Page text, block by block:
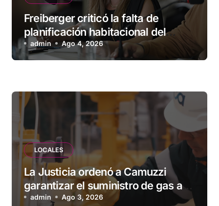
Freiberger criticó la falta de
planificación habitacional del
Municipio: “Vuoto deja afuera a
vecinos que llevan más de 20 años
admin Ago 4, 2026
LOCALES
La Justicia ordenó a Camuzzi
garantizar el suministro de gas a
una familia de Tolhuin
admin Ago 3, 2026